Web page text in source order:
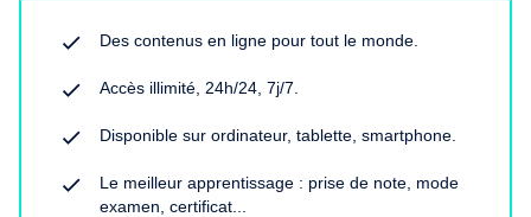
Des contenus en ligne pour tout le monde.
Accès illimité, 24h/24, 7j/7.
Disponible sur ordinateur, tablette, smartphone.
Le meilleur apprentissage : prise de note, mode
examen, certificat...